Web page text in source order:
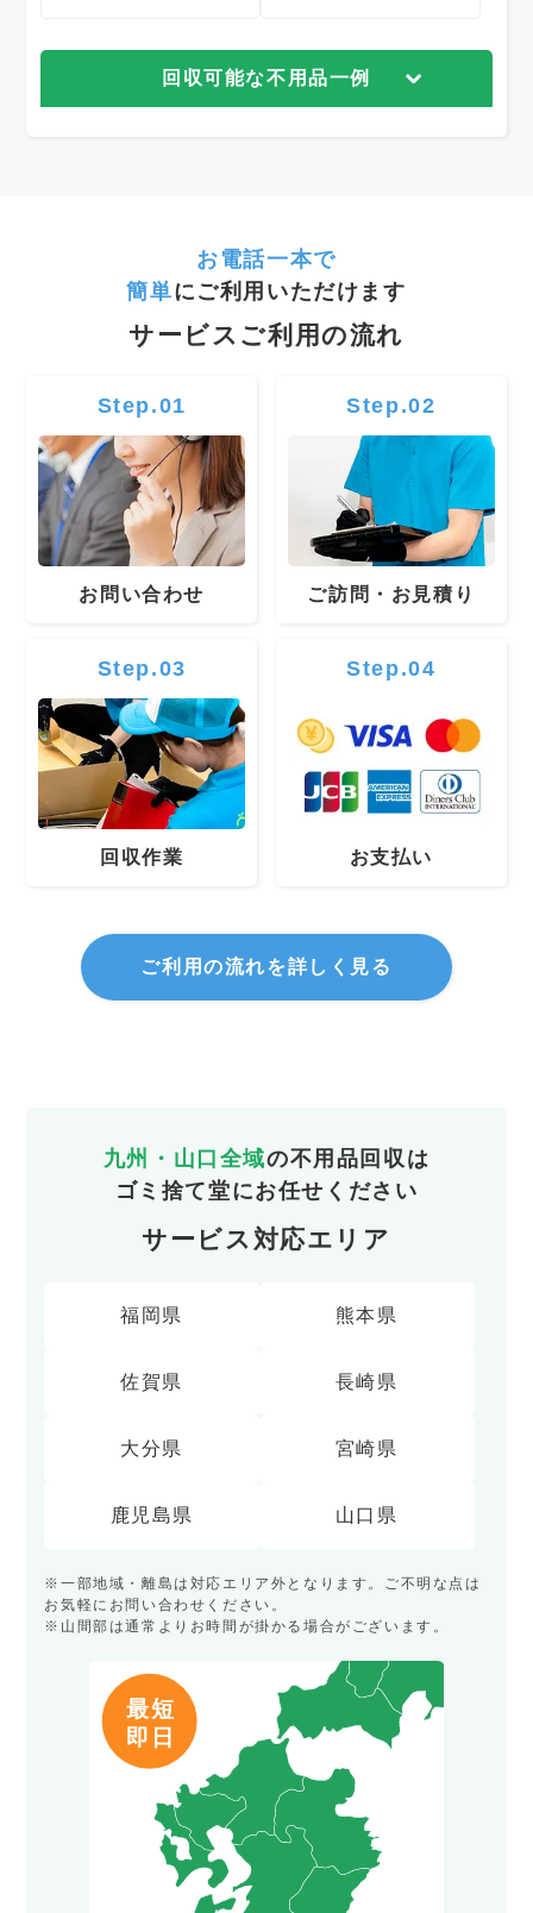
回収可能な不用品一例
お電話一本で
簡単にご利用いただけます
サービスご利用の流れ
Step.01
お問い合わせ
Step.02
ご訪問・お見積り
Step.03
回収作業
Step.04
お支払い
ご利用の流れを詳しく見る
九州・山口全域の不用品回収は
ゴミ捨て堂にお任せください
サービス対応エリア
福岡県 熊本県
佐賀県 長崎県
大分県 宮崎県
鹿児島県 山口県
※一部地域・離島は対応エリア外となります。ご不明な点は
お気軽にお問い合わせください。
※山間部は通常よりお時間が掛かる場合がございます。